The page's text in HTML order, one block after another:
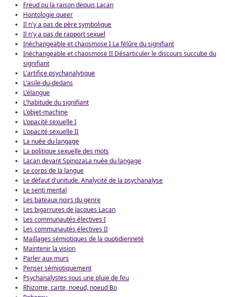
Freud ou la raison depuis Lacan
Hontologie queer
Il n'y a pas de père symbolique
Il n'y a pas de rapport sexuel
Inéchangeable et chaosmose I La félûre du signifiant
Inéchangeable et chaosmose II Désarticuler le discours succube du
signifiant
L'artifice psychanalytique
L'asile-du-dedans
L'élangue
L'habitude du signifiant
L'objet-machine
L'opacité sexuelle I
L'opacité sexuelle II
La nuée du langage
La politique sexuelle des mots
Lacan devant SpinozaLa nuée du langage
Le corps de la langue
Le défaut d'unitude. Analycité de la psychanalyse
Le senti mental
Les bateaux noirs du genre
Les bigarrures de Jacques Lacan
Les communautés électives I
Les communautés électives II
Maillages sémiotiques de la quotidienneté
Maintenir la vision
Parler aux murs
Penser sémiotiquement
Psychanalystes sous une pluie de feu
Rhizome, carte, noeud, noeud Bo